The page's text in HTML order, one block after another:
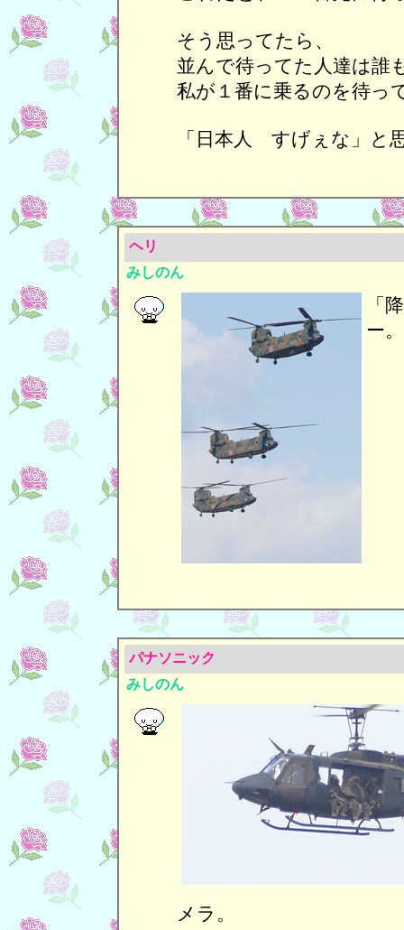
そう思ってたら、
並んで待ってた人達は誰
私が１番に乗るのを待っ
「日本人 すげぇな」と
ヘリ
みしのん
「
ー。
パナソニック
みしのん
メラ。